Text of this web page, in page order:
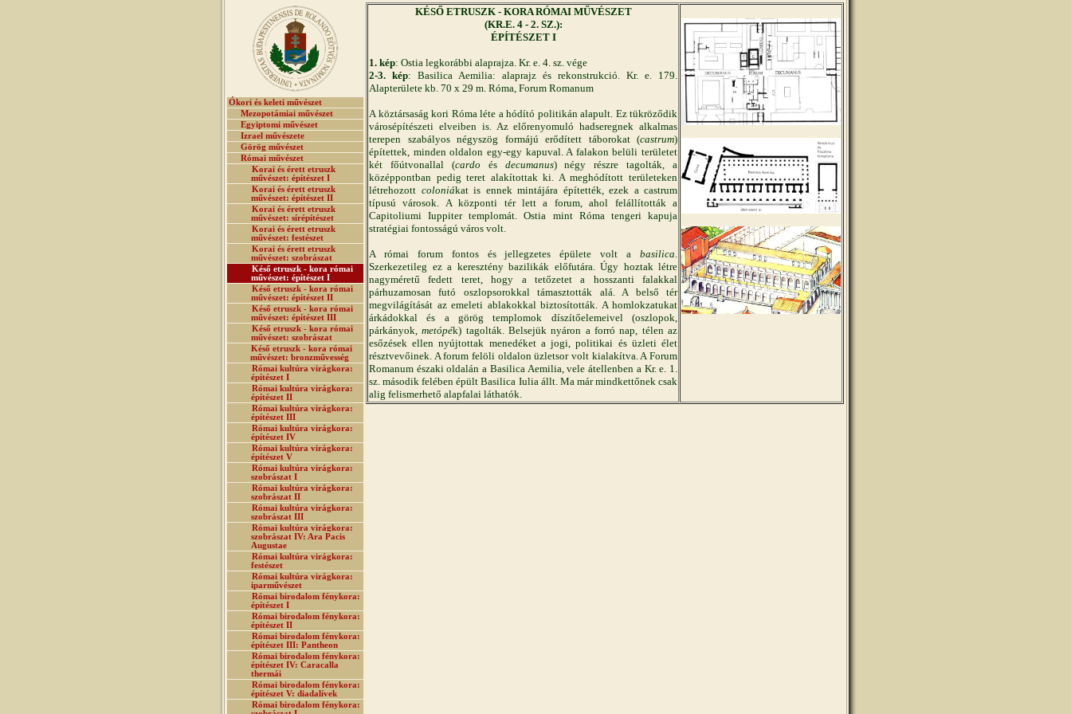
Ókori és keleti művészet
Mezopotámiai művészet
Egyiptomi művészet
Izrael művészete
Görög művészet
Római művészet
Korai és érett etruszk
művészet: építészet I
Korai és érett etruszk
művészet: építészet II
Korai és érett etruszk
művészet: sírépítészet
Korai és érett etruszk
művészet: festészet
Korai és érett etruszk
művészet: szobrászat
Késő etruszk - kora római
művészet: építészet I
Késő etruszk - kora római
művészet: építészet II
Késő etruszk - kora római
művészet: építészet III
Késő etruszk - kora római
művészet: szobrászat
Késő etruszk - kora római
művészet: bronzművesség
Római kultúra virágkora:
építészet I
Római kultúra virágkora:
építészet II
Római kultúra virágkora:
építészet III
Római kultúra virágkora:
építészet IV
Római kultúra virágkora:
építészet V
Római kultúra virágkora:
szobrászat I
Római kultúra virágkora:
szobrászat II
Római kultúra virágkora:
szobrászat III
Római kultúra virágkora:
szobrászat IV: Ara Pacis
Augustae
Római kultúra virágkora:
festészet
Római kultúra virágkora:
iparművészet
Római birodalom fénykora:
építészet I
Római birodalom fénykora:
építészet II
Római birodalom fénykora:
építészet III: Pantheon
Római birodalom fénykora:
építészet IV: Caracalla
thermái
Római birodalom fénykora:
építészet V: diadalívek
Római birodalom fénykora:
KÉSŐ ETRUSZK - KORA RÓMAI MŰVÉSZET
(KR.E. 4 - 2. SZ.):
ÉPÍTÉSZET I
1. kép: Ostia legkorábbi alaprajza. Kr. e. 4. sz. vége
2-3. kép: Basilica Aemilia: alaprajz és rekonstrukció. Kr. e. 179.
Alapterülete kb. 70 x 29 m. Róma, Forum Romanum
A köztársaság kori Róma léte a hódító politikán alapult. Ez tükröződik
városépítészeti elveiben is. Az előrenyomuló hadseregnek alkalmas
terepen szabályos négyszög formájú erődített táborokat (castrum)
építettek, minden oldalon egy-egy kapuval. A falakon belüli területet
két főútvonallal (cardo és decumanus) négy részre tagolták, a
középpontban pedig teret alakítottak ki. A meghódított területeken
létrehozott coloniákat is ennek mintájára építették, ezek a castrum
típusú városok. A központi tér lett a forum, ahol felállították a
Capitoliumi Iuppiter templomát. Ostia mint Róma tengeri kapuja
stratégiai fontosságú város volt.
A római forum fontos és jellegzetes épülete volt a basilica.
Szerkezetileg ez a keresztény bazilikák előfutára. Úgy hoztak létre
nagyméretű fedett teret, hogy a tetőzetet a hosszanti falakkal
párhuzamosan futó oszlopsorokkal támasztották alá. A belső tér
megvilágítását az emeleti ablakokkal biztosították. A homlokzatukat
árkádokkal és a görög templomok díszítőelemeivel (oszlopok,
párkányok,metópék) tagolták. Belsejük nyáron a forró nap, télen az
esőzések ellen nyújtottak menedéket a jogi, politikai és üzleti élet
résztvevőinek. A forum felöli oldalon üzletsor volt kialakítva. A Forum
Romanum északi oldalán a Basilica Aemilia, vele átellenben a Kr. e. 1.
sz. második felében épült Basilica Iulia állt. Ma már mindkettőnek csak
alig felismerhető alapfalai láthatók.